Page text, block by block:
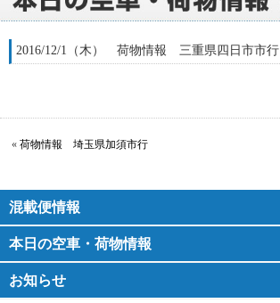
2016/12/1（木） 荷物情報 三重県四日市市行
« 荷物情報 埼玉県加須市行
混載便情報
本日の空車・荷物情報
お知らせ